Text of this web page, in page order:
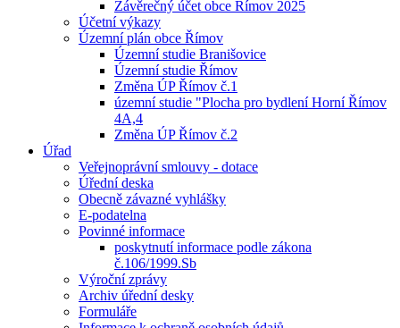
Závěrečný účet obce Římov 2025
Účetní výkazy
Územní plán obce Římov
Územní studie Branišovice
Územní studie Římov
Změna ÚP Římov č.1
územní studie "Plocha pro bydlení Horní Římov
4A,4
Změna ÚP Římov č.2
Úřad
Veřejnoprávní smlouvy - dotace
Úřední deska
Obecně závazné vyhlášky
E-podatelna
Povinné informace
poskytnutí informace podle zákona
č.106/1999.Sb
Výroční zprávy
Archiv úřední desky
Formuláře